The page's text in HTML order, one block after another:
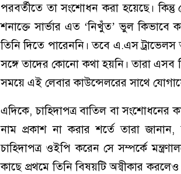
পরবর্তীতে তা সংশোধন করা হয়েছে।
শনাক্তে সার্ভার এত ‘নিখুঁত’ ভুল
তিনি দিতে পারেননি। তবে এ.এস ট্রাভেলস
সঙ্গে তাদের কোনো কথা হয়নি। তারা এসব
সময়ে এই লেবার কাউন্সেলরের সাথে
এদিকে, চাহিদাপত্র বাতিল বা সংশোধনের
নাম প্রকাশ না করার শর্তে তারা
চাহিদাপত্র ওইপি করেন সে সম্পর্কে
কাছে প্রথমে তিনি বিষয়টি অস্বীকার